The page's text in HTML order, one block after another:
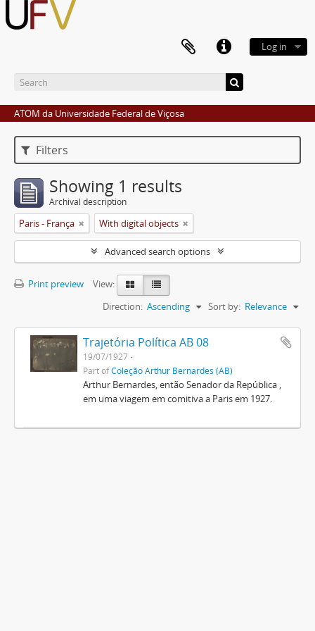
Log in
ATOM da Universidade Federal de Viçosa
Filters
Showing 1 results
Archival description
Paris - França With digital objects
Advanced search options
Print preview
View:
Sort by: Relevance
Direction: Ascending
Trajetória Política AB 08
19/07/1927
Part ofColeção Arthur Bernardes (AB)
Arthur Bernardes, então Senador da República ,
em uma viagem em comitiva a Paris em 1927.